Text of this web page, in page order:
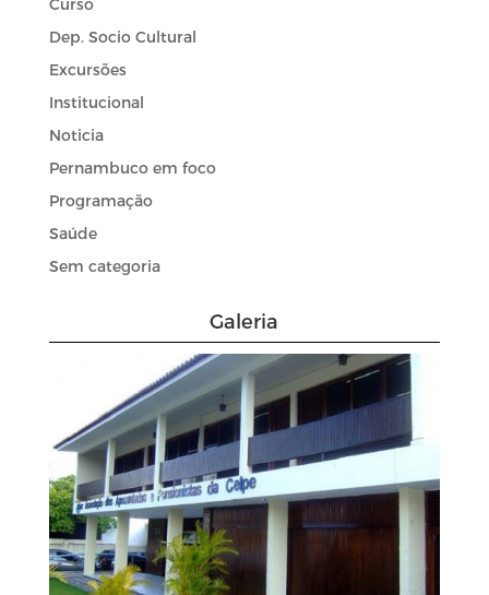
Curso
Dep. Socio Cultural
Excursões
Institucional
Noticia
Pernambuco em foco
Programação
Saúde
Sem categoria
Galeria